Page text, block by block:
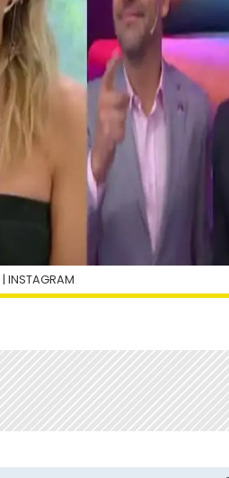
| INSTAGRAM